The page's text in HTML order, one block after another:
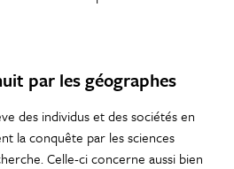
par les géographes
des individus et des sociétés en
la conquête par les sciences
Celle-ci concerne aussi bien